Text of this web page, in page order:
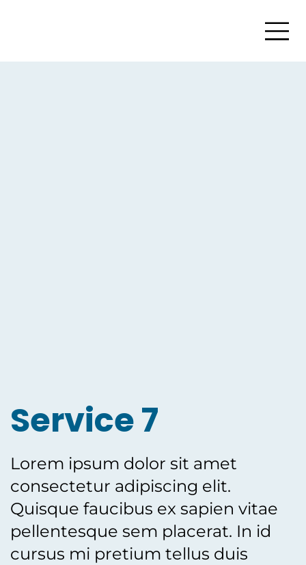
Service 7
Lorem ipsum dolor sit amet
consectetur adipiscing elit.
Quisque faucibus ex sapien vitae
pellentesque sem placerat. In id
cursus mi pretium tellus duis